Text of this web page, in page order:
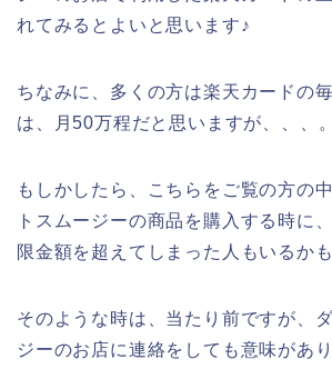
れてみるとよいと思います♪
ちなみに、多くの方は楽天カードの
は、月50万程だと思いますが、、、。
もしかしたら、こちらをご覧の方の
トスムージーの商品を購入する時に
限金額を超えてしまった人もいるか
そのような時は、当たり前ですが、
ジーのお店に連絡をしても意味があ